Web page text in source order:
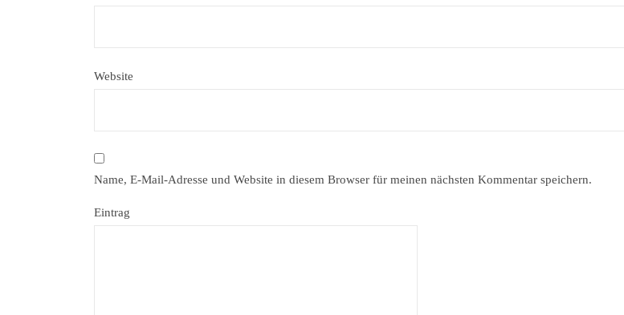
Website
Name, E-Mail-Adresse und Website in diesem Browser für meinen nächsten Kommentar speichern.
Eintrag